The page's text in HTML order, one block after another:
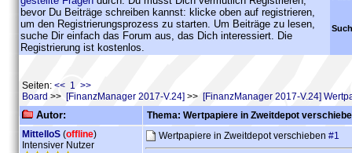
bevor Du Beiträge schreiben kannst: klicke oben auf registrieren,
um den Registrierungsprozess zu starten. Um Beiträge zu lesen,
suche Dir einfach das Forum aus, das Dich interessiert. Die
Registrierung ist kostenlos.
Seiten: << 1 >>
Board >> [FinanzManager 2017-V.24] >> [FinanzManager 2017-V.24]
Autor:
Thema: Wertpapiere in Zweitdepot
MittelloS (offline)
Intensiver Nutzer
Wertpapiere in Zweitdepot verschieben #1